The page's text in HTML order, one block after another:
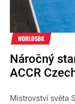
WORLDSBK
Náročný
ACCR
Mistrovství světa